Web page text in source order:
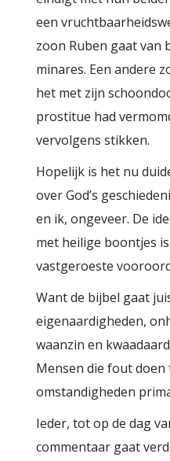
een
zoon Ruben gaat van
minares. Een andere
het met zijn
prostitue had
vervolgens stikken.
Hopelijk is het nu
over God’s
en ik, ongeveer. De
met heilige boontjes
vastgeroeste
Want de bijbel gaat
eigenaardigheden,
waanzin en
Mensen die fout doen
omstandigheden
Ieder, tot op de dag
commentaar gaat